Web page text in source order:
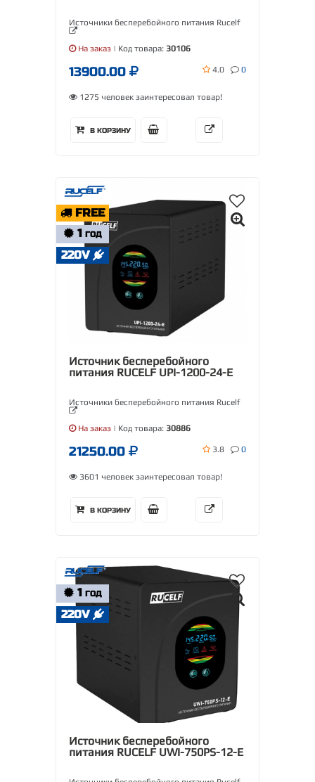
Источники бесперебойного питания Rucelf
На заказ | Код товара: 30106
13900.00 4.0 0
1275 человек заинтересовал товар!
В КОРЗИНУ
FREE
1 ГОД
220V
Источник бесперебойного
питания RUCELF UPI-1200-24-E
Источники бесперебойного питания Rucelf
На заказ | Код товара: 30886
21250.00 3.8 0
3601 человек заинтересовал товар!
В КОРЗИНУ
1 ГОД
220V
Источник бесперебойного
питания RUCELF UWI-750PS-12-E